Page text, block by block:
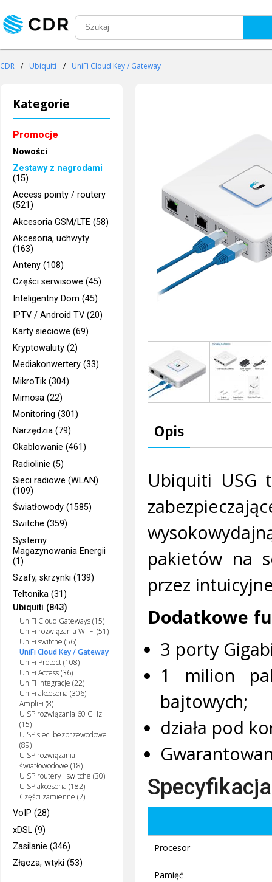
CDR / Ubiquiti / UniFi Cloud Key / Gateway
Kategorie
Promocje
Nowości
Zestawy z nagrodami
(15)
Access pointy / routery
(521)
Akcesoria GSM/LTE (58)
Akcesoria, uchwyty
(163)
Anteny (108)
Części serwisowe (45)
Inteligentny Dom (45)
IPTV / Android TV (20)
Karty sieciowe (69)
Kryptowaluty (2)
Mediakonwertery (33)
MikroTik (304)
Mimosa (22)
Monitoring (301)
Narzędzia (79)
Okablowanie (461)
Radiolinie (5)
Sieci radiowe (WLAN)
(109)
Światłowody (1585)
Switche (359)
Systemy
Magazynowania Energii
(1)
Szafy, skrzynki (139)
Teltonika (31)
Ubiquiti (843)
UniFi Cloud Gateways (15)
UniFi rozwiązania Wi-Fi (51)
UniFi switche (56)
UniFi Cloud Key / Gateway
UniFi Protect (108)
UniFi Access (36)
UniFi integracje (22)
UniFi akcesoria (306)
AmpliFi (8)
UISP rozwiązania 60 GHz
(15)
UISP sieci bezprzewodowe
(89)
UISP rozwiązania
światłowodowe (18)
UISP routery i switche (30)
UISP akcesoria (182)
Części zamienne (2)
VoIP (28)
xDSL (9)
Zasilanie (346)
Złącza, wtyki (53)
Opis
Ubiquiti USG
pakietów na
przez
Dodatkowe
3 porty
1 milion
bajtowych;
działa pod
Procesor
Pamięć